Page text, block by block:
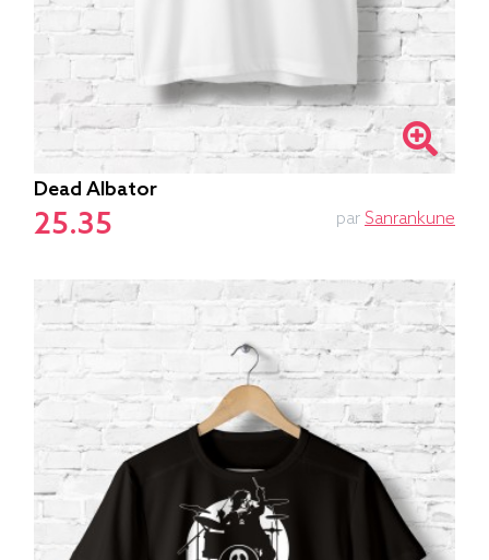
Dead Albator
25.35 par Sanrankune